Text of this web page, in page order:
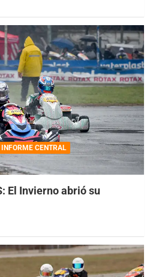
INFORME CENTRAL
El Invierno abrió su